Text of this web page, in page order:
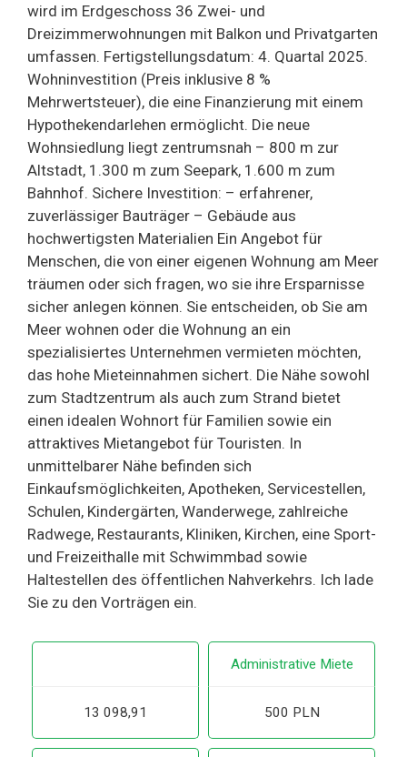
wird im Erdgeschoss 36 Zwei- und
Dreizimmerwohnungen mit Balkon und Privatgarten
umfassen. Fertigstellungsdatum: 4. Quartal 2025.
Wohninvestition (Preis inklusive 8 %
Mehrwertsteuer), die eine Finanzierung mit einem
Hypothekendarlehen ermöglicht. Die neue
Wohnsiedlung liegt zentrumsnah – 800 m zur
Altstadt, 1.300 m zum Seepark, 1.600 m zum
Bahnhof. Sichere Investition: – erfahrener,
zuverlässiger Bauträger – Gebäude aus
hochwertigsten Materialien Ein Angebot für
Menschen, die von einer eigenen Wohnung am Meer
träumen oder sich fragen, wo sie ihre Ersparnisse
sicher anlegen können. Sie entscheiden, ob Sie am
Meer wohnen oder die Wohnung an ein
spezialisiertes Unternehmen vermieten möchten,
das hohe Mieteinnahmen sichert. Die Nähe sowohl
zum Stadtzentrum als auch zum Strand bietet
einen idealen Wohnort für Familien sowie ein
attraktives Mietangebot für Touristen. In
unmittelbarer Nähe befinden sich
Einkaufsmöglichkeiten, Apotheken, Servicestellen,
Schulen, Kindergärten, Wanderwege, zahlreiche
Radwege, Restaurants, Kliniken, Kirchen, eine Sport-
und Freizeithalle mit Schwimmbad sowie
Haltestellen des öffentlichen Nahverkehrs. Ich lade
Sie zu den Vorträgen ein.
13 098,91
Administrative Miete
500 PLN